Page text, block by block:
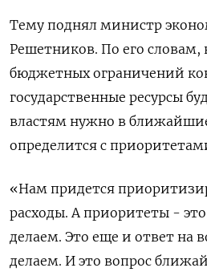
Тему поднял министр
Решетников. По его словам,
бюджетных ограничений
государственные ресурсы
властям нужно в
определится с
«Нам придется
расходы. А приоритеты -
делаем. Это еще и ответ на
делаем. И это вопрос